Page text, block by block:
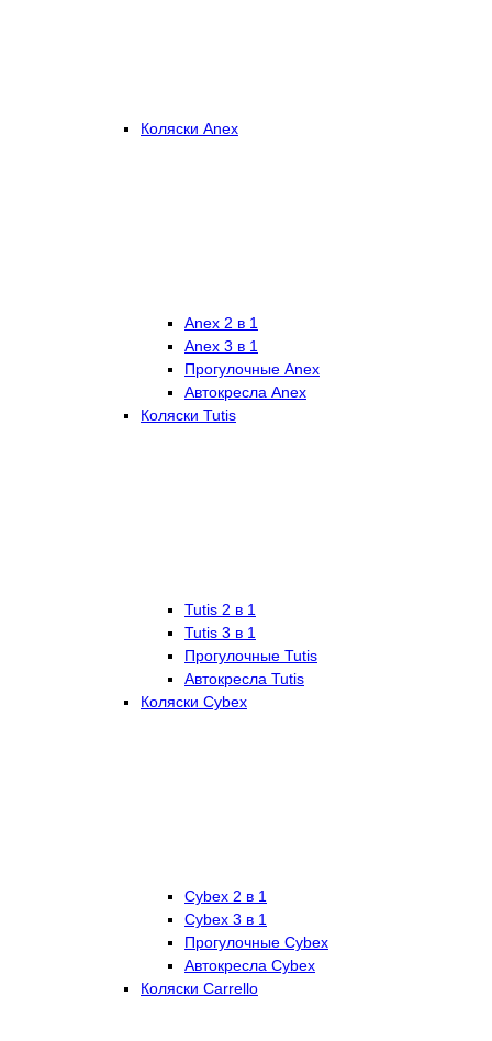
Коляски Anex
Anex 2 в 1
Anex 3 в 1
Прогулочные Anex
Автокресла Anex
Коляски Tutis
Tutis 2 в 1
Tutis 3 в 1
Прогулочные Tutis
Автокресла Tutis
Коляски Cybex
Cybex 2 в 1
Cybex 3 в 1
Прогулочные Cybex
Автокресла Cybex
Коляски Carrello